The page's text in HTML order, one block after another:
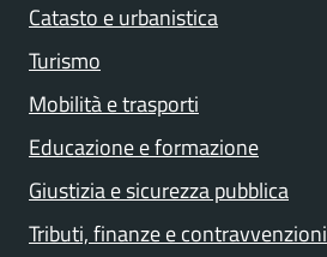
Catasto e urbanistica
Turismo
Mobilità e trasporti
Educazione e formazione
Giustizia e sicurezza pubblica
Tributi, finanze e contravvenzioni